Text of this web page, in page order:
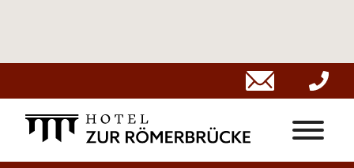
Alte Schlossstraße 27
56566 Neuwied
Telefon 02622/8772026